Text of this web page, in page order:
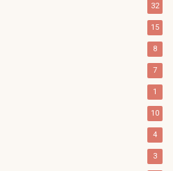
32
15
8
7
1
10
4
3